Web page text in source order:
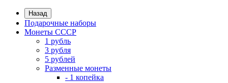
Назад
Подарочные наборы
Монеты СССР
1 рубль
3 рубля
5 рублей
Разменные монеты
- 1 копейка